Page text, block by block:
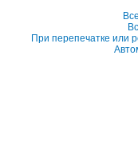
При перепечатке или